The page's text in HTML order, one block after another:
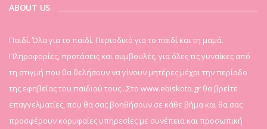
ABOUT US
Παιδί. Όλα για το παιδί. Περιοδικό για το παιδί και τη μαμά.
Πληροφορίες, προτάσεις και συμβουλές, για όλες τις γυναίκες από
τη στιγμή που θα θελήσουν να γίνουν μητέρες μέχρι την περίοδο
της εφηβείας του παιδιού τους...Στο www.ebiskoto.gr θα βρείτε
επαγγελματίες, που θα σας βοηθήσουν σε κάθε βήμα και θα σας
προσφέρουν κορυφαίες υπηρεσίες με συνέπεια και προσωπική